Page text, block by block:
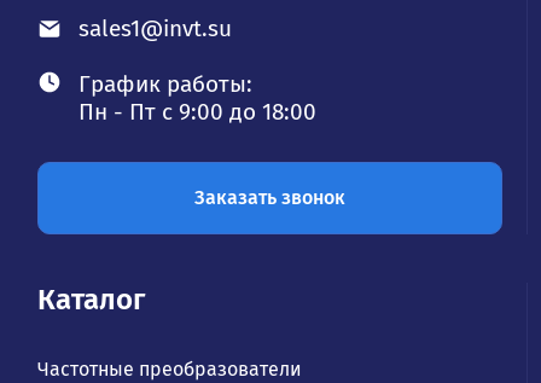
sales1@invt.su
График работы:
Пн - Пт с 9:00 до 18:00
Заказать звонок
Каталог
Частотные преобразователи